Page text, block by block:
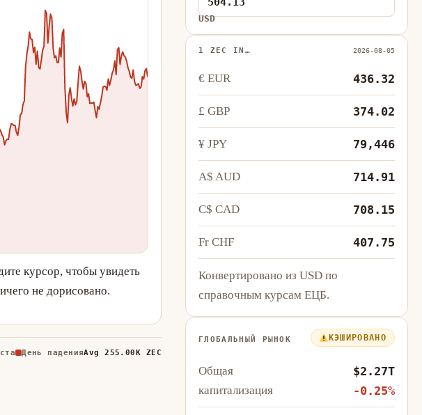
курсор, чтобы увидеть
не дорисовано.
День паденияAvg 255.00K ZEC
USD
1 ZEC IN… 2026-08-05
€ EUR 436.32
£ GBP 374.02
¥ JPY 79,446
A$ AUD 714.91
C$ CAD 708.15
Fr CHF 407.75
Конвертировано из USD по
справочным курсам ЕЦБ.
ГЛОБАЛЬНЫЙ РЫНОК КЭШИРОВАНО
Общая
капитализация
$2.27T
-0.25%